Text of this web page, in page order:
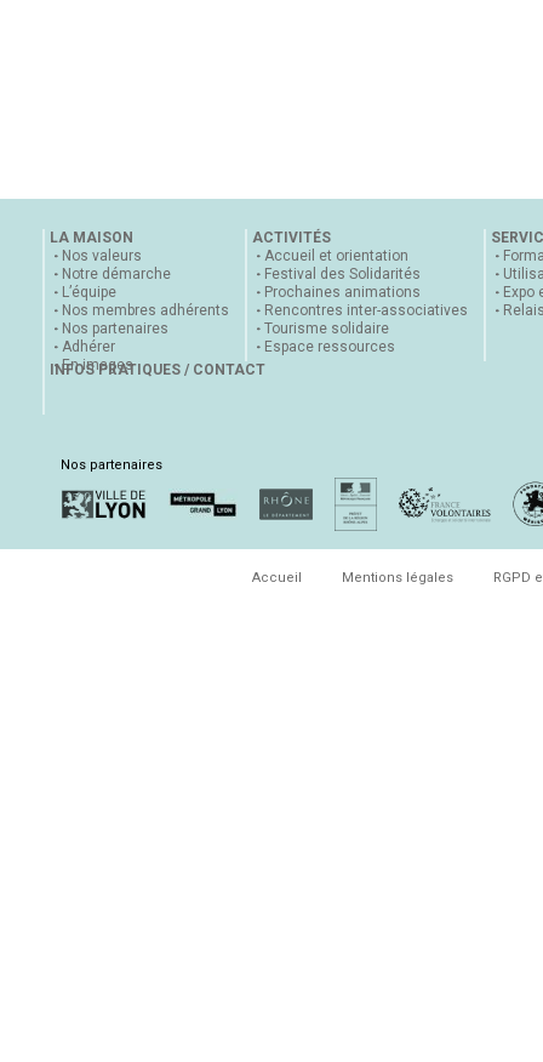
LA MAISON
Nos valeurs
Notre démarche
L’équipe
Nos membres adhérents
Nos partenaires
Adhérer
En images
ACTIVITÉS
Accueil et orientation
Festival des Solidarités
Prochaines animations
Rencontres inter-associatives
Tourisme solidaire
Espace ressources
Expo
INFOS PRATIQUES / CONTACT
Nos partenaires
Accueil Mentions légales RGPD